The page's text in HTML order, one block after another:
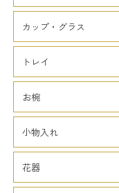
カップ・グラス
トレイ
お椀
小物入れ
花器